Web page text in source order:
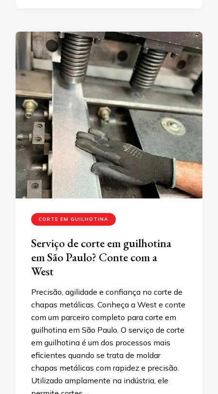
CORTE EM GUILHOTINA
Serviço de corte em guilhotina
em São Paulo? Conte com a
West
Precisão, agilidade e confiança no corte de
chapas metálicas. Conheça a West e conte
com um parceiro completo para corte em
guilhotina em São Paulo. O serviço de corte
em guilhotina é um dos processos mais
eficientes quando se trata de moldar
chapas metálicas com rapidez e precisão.
Utilizado amplamente na indústria, ele